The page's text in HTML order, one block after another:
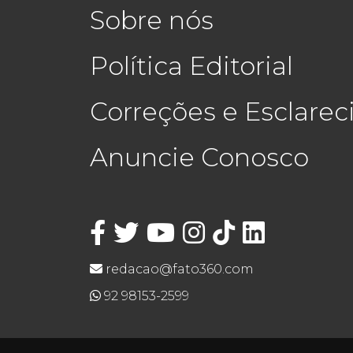
Sobre nós
Política Editorial
Correções e
Anuncie Conosco
redacao@fato360.com
92 98153-2599